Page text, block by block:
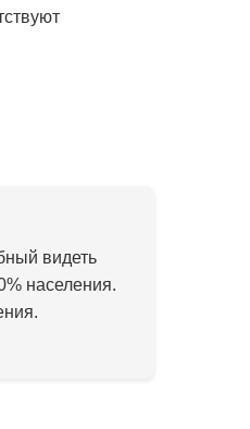
видеть
населения.